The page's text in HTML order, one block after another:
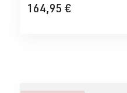
164,95 €